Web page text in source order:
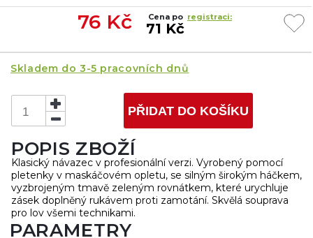
urychluje zásek doplněný rukávem proti zamotání.
Skvělá souprava pro lov všemi technikami....
76 Kč Cena po registraci:
71 Kč
Skladem do 3-5 pracovních dnů
PŘIDAT DO KOŠÍKU
POPIS ZBOŽÍ
Klasický návazec v profesionální verzi. Vyrobený pomocí
pletenky v maskáčovém opletu, se silným širokým háčkem,
vyzbrojeným tmavě zeleným rovnátkem, které urychluje
zásek doplněný rukávem proti zamotání. Skvělá souprava
pro lov všemi technikami.
PARAMETRY